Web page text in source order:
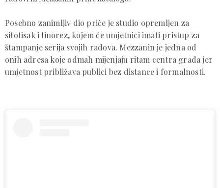
Posebno zanimljiv dio priče je studio opremljen za
sitotisak i linorez, kojem će umjetnici imati pristup za
štampanje serija svojih radova. Mezzanin je jedna od
onih adresa koje odmah mijenjaju ritam centra grada jer
umjetnost približava publici bez distance i formalnosti.